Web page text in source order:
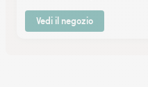
Vedi il negozio